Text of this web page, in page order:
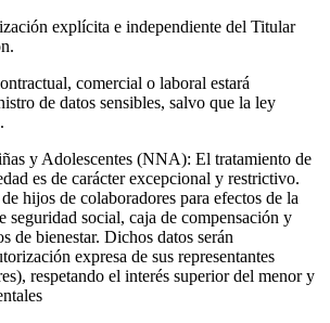
explícita e independiente del Titular
comercial o laboral estará
de datos sensibles, salvo que la ley
y Adolescentes (NNA): El tratamiento de
es de carácter excepcional y restrictivo.
hijos de colaboradores para efectos de la
seguridad social, caja de compensación y
de bienestar. Dichos datos serán
expresa de sus representantes
respetando el interés superior del menor y